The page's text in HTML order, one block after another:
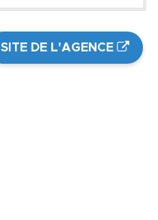
SITE DE L'AGENCE